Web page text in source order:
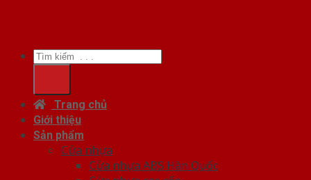
Tìm
kiếm:
Trang chủ
Giới thiệu
Sản phẩm
Cửa nhựa
Cửa nhựa ABS Hàn Quốc